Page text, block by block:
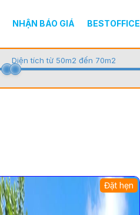
NHẬN BÁO GIÁ BESTOFFICE
Diện tích từ 50m2 đến 70m2
Đặt hẹn